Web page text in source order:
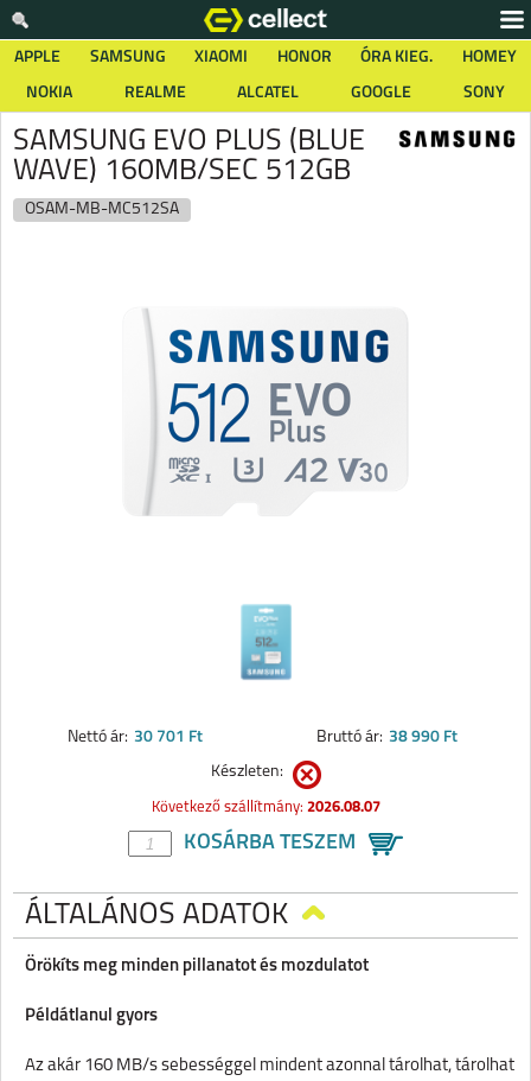
APPLE SAMSUNG XIAOMI HONOR ÓRA KIEG.
HOMEY
NOKIA
REALME ALCATEL GOOGLE SONY
SAMSUNG EVO PLUS (BLUE
WAVE) 160MB/SEC 512GB
OSAM-MB-MC512SA
Nettó ár: 30 701 Ft Bruttó ár: 38 990 Ft
Készleten:
Következő szállítmány: 2026.08.07
KOSÁRBA TESZEM
ÁLTALÁNOS ADATOK
Örökíts meg minden pillanatot és mozdulatot
Példátlanul gyors
Az akár 160 MB/s sebességgel mindent azonnal tárolhat, tárolhat